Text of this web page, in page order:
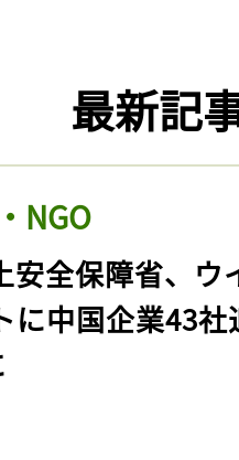
最新記
NGO
安全保障省、ウ
に中国企業43社